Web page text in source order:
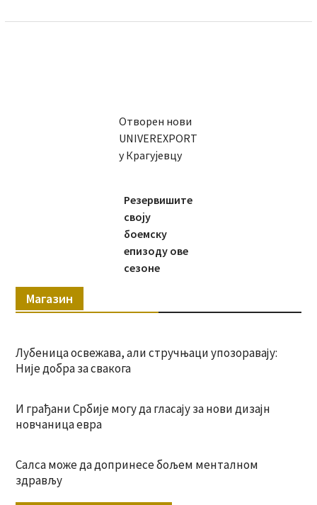
Отворен нови
UNIVEREXPORT
у Крагујевцу
Резервишите
своју
боемску
епизоду ове
сезоне
Магазин
Лубеница освежава, али стручњаци упозоравају:
Није добра за свакога
И грађани Србије могу да гласају за нови дизајн
новчаница евра
Салса може да допринесе бољем менталном
здрављу